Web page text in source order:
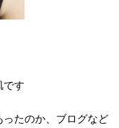
です
たのか、ブログなど